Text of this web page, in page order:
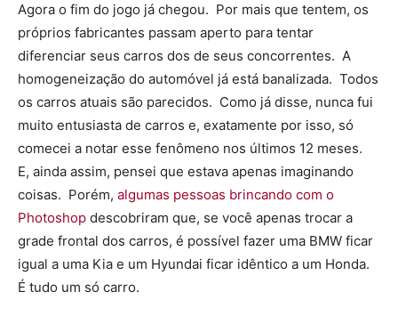
Agora o fim do jogo já chegou. Por mais que tentem, os
próprios fabricantes passam aperto para tentar
diferenciar seus carros dos de seus concorrentes. A
homogeneização do automóvel já está banalizada. Todos
os carros atuais são parecidos. Como já disse, nunca fui
muito entusiasta de carros e, exatamente por isso, só
comecei a notar esse fenômeno nos últimos 12 meses.
E, ainda assim, pensei que estava apenas imaginando
coisas. Porém, algumas pessoas brincando com o
Photoshop descobriram que, se você apenas trocar a
grade frontal dos carros, é possível fazer uma BMW ficar
igual a uma Kia e um Hyundai ficar idêntico a um Honda.
É tudo um só carro.